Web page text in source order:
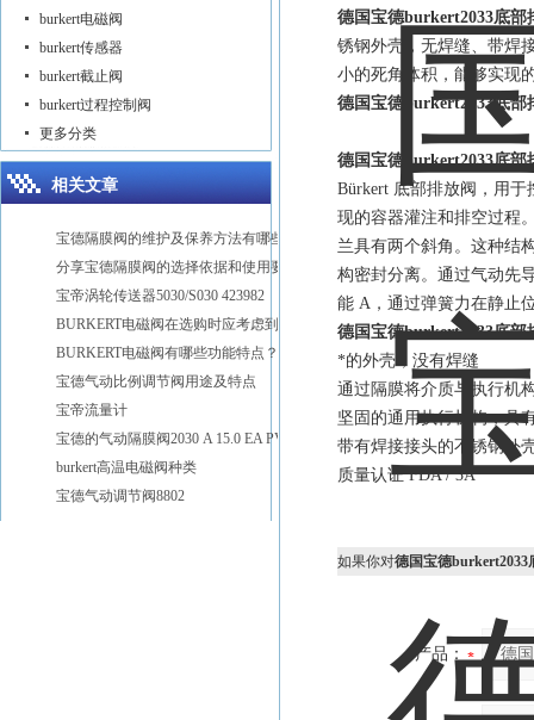
德国宝德burkert2033底部
锈钢外壳，无焊缝、带焊
小的死角体积，能够实现
德国宝德burkert2033底部
德国宝德burkert2033底部
Bürkert 底部排放阀，用
现的容器灌注和排空过程
兰具有两个斜角。这种结
构密封分离。通过气动先
能 A，通过弹簧力在静止
德国宝德burkert2033底部
*的外壳，没有焊缝
通过隔膜将介质与执行机
坚固的通用执行机构，具
带有焊接接头的不锈钢外
质量认证 FDA / 3A
如果你对德国宝德burkert2033
产品：
burkert电磁阀
burkert传感器
burkert截止阀
burkert过程控制阀
更多分类
相关文章
宝德隔膜阀的维护及保养方法有哪些
分享宝德隔膜阀的选择依据和使用要点
宝帝涡轮传送器5030/S030 423982
BURKERT电磁阀有哪些功能特点？
宝德气动比例调节阀用途及特点
宝帝流量计
burkert高温电磁阀种类
宝德气动调节阀8802